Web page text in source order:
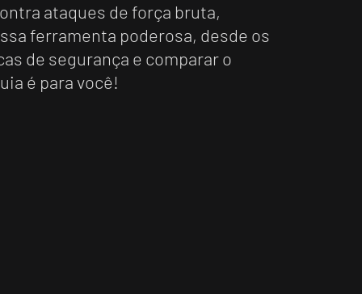
ataques de força bruta,
ferramenta poderosa, desde os
de segurança e comparar o
é para você!